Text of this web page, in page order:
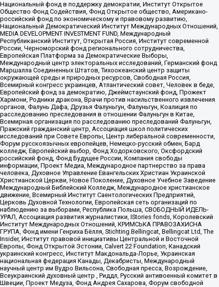
Национальный фонд в поддержку демократии, Институт Открытое
Общество Фонд Содействия, Фонд Открытое общество, Американо-
российский фонд по экономическому и правовому развитию,
Национальный Демократический Институт Международных Отношений,
MEDIA DEVELOPMENT INVESTMENT FUND, Международный
Республиканский Институт, Открытая Россия, Институт современной
России, Черноморский фонд регионального сотрудничества,
Европейская Платформа за Демократические Выборы,
Международный центр электоральных исследований, Германский фонд
Маршалла Соединенных Штатов, Тихоокеанский центр защиты
окружающей среды и природных ресурсов, Свободная Россия,
Всемирный конгресс украинцев, Атлантический совет, Человек в беде,
Европейский фонд за демократию, Джеймстаунский фонд, Прожект
Хармони, Родники дракона, Врачи против насильственного извлечения
органов, Фалунь Дафа, Друзья Фалуньгун, Фалуньгун, Коалиция по
расследованию преследования в отношении Фалуньгун в Китае,
Всемирная организация по расследованию преследований Фалуньгун,
Пражский гражданский центр, Ассоциация школ политических
исследований при Совете Европы, Центр либеральной современности,
Форум русскоязычных европейцев, Немецко-русский обмен, Бард
колледж, Европейский выбор, Фонд Ходорковского, Оксфордский
российский фонд, Фонд Будущее России, Компания свободы
информации, Проект Медиа, Международное партнерство за права
человека, Духовное Управление Евангельских Христиан Украинской
Христианской Церкви, Новое Поколение, Духовное Учебное Заведение
Международный Библейский Колледж, Международное христианское
движение, Всемирный Институт Саентологических Предприятий,
Церковь Духовной Технологии, Европейская сеть организаций по
наблюдению за выборами, Республика Польша, СВОБОДНЫЙ ИДЕЛЬ-
УРАЛ, Ассоциация развития журналистики, IStories fonds, Королевский
Институт Международных Отношений, КРИМСЬКА ПРАВОЗАХИСНА
ГРУПА, Фонд имени Генриха Бёлля, Stichting Bellingcat, Bellingcat Ltd, The
Insider, Институт правовой инициативы Центральной и Восточной
Европы, Фонд Открытой Эстонии, Calvert 22 Foundation, Канадский
украинский конгресс, Институт Макдональда-Лорье, Украинская
национальная федерация Канады, Декабристы, Международный
научный центр им Вудро Вильсона, Свободная пресса, Возрождение,
Всеукраинский духовный центр , Риддл, Русский антивоенный комитет в
Швеции, Проект Медуза, Фонд Андрея Сахарова, Форум свободной